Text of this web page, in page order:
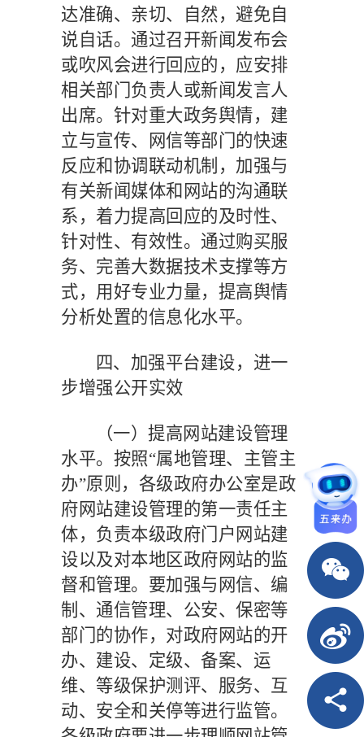
达准确、亲切、自然，避免自
说自话。通过召开新闻发布会
或吹风会进行回应的，应安排
相关部门负责人或新闻发言人
出席。针对重大政务舆情，建
立与宣传、网信等部门的快速
反应和协调联动机制，加强与
有关新闻媒体和网站的沟通联
系，着力提高回应的及时性、
针对性、有效性。通过购买服
务、完善大数据技术支撑等方
式，用好专业力量，提高舆情
分析处置的信息化水平。
四、加强平台建设，进一
步增强公开实效
（一）提高网站建设管理
水平。 按照“属地管理、主管主
办”原则，各级政府办公室是政
府网站建设管理的第一责任主
体，负责本级政府门户网站建
设以及对本地区政府网站的监
督和管理。要加强与网信、编
制、通信管理、公安、保密等
部门的协作，对政府网站的开
办、建设、定级、备案、运
维、等级保护测评、服务、互
动、安全和关停等进行监管。